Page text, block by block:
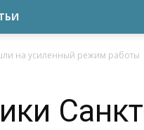
на усиленный режим работы